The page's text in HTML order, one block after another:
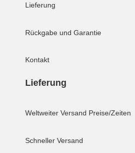
Lieferung
Rückgabe und Garantie
Kontakt
Lieferung
Weltweiter Versand Preise/Zeiten
Schneller Versand